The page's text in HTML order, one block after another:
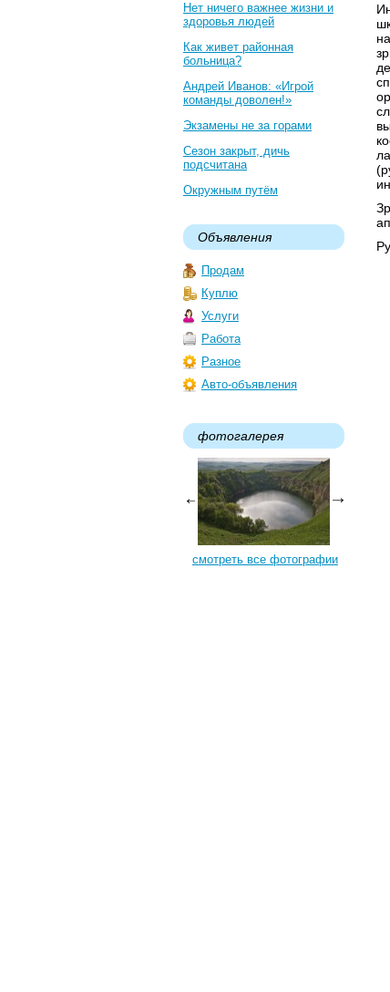
Нет ничего важнее жизни и
здоровья людей
Как живет районная
больница?
Андрей Иванов: «Игрой
команды доволен!»
Экзамены не за горами
Сезон закрыт, дичь
подсчитана
Окружным путём
Объявления
Продам
Куплю
Услуги
Работа
Разное
Авто-объявления
фотогалерея
смотреть все фотографии